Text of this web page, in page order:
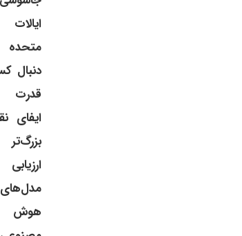
ایالات
متحده
دنبال
ایفای
ارزیابی
مدل‌های
هوش